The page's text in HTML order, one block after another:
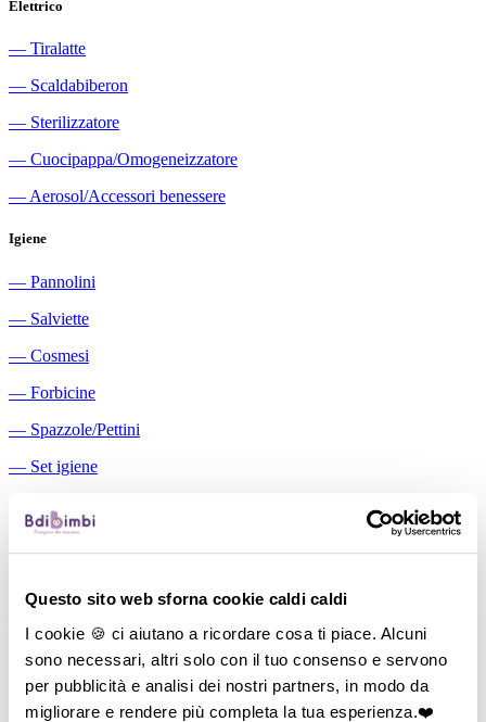
Questo sito web sforna cookie caldi caldi
I cookie 🍪 ci aiutano a ricordare cosa ti piace. Alcuni
sono necessari, altri solo con il tuo consenso e servono
per pubblicità e analisi dei nostri partners, in modo da
migliorare e rendere più completa la tua esperienza.❤️
Elettrico
― Tiralatte
― Scaldabiberon
― Sterilizzatore
― Cuocipappa/Omogeneizzatore
― Aerosol/Accessori benessere
Igiene
― Pannolini
― Salviette
― Cosmesi
― Forbicine
― Spazzole/Pettini
― Set igiene
Aspiratori nasali manuali
―
Cuscini allattamento
―Biberon
―
Tettarelle